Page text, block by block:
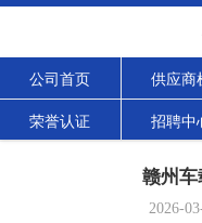
公司首页 供应商
荣誉认证 招聘中
赣州车
2026-